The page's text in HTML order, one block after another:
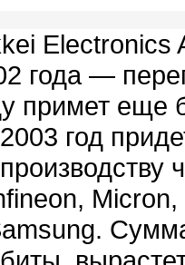
Electronics
года —
примет
год